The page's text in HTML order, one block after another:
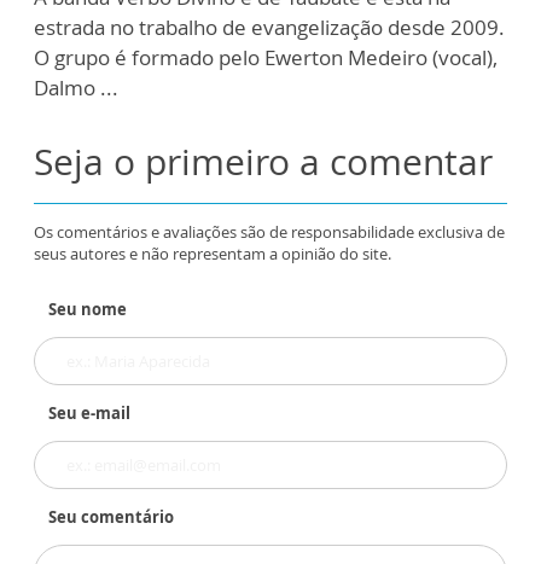
estrada no trabalho de evangelização desde 2009.
O grupo é formado pelo Ewerton Medeiro (vocal),
Dalmo ...
Seja o primeiro a comentar
Os comentários e avaliações são de responsabilidade exclusiva de
seus autores e não representam a opinião do site.
Seu nome
Seu e-mail
Seu comentário